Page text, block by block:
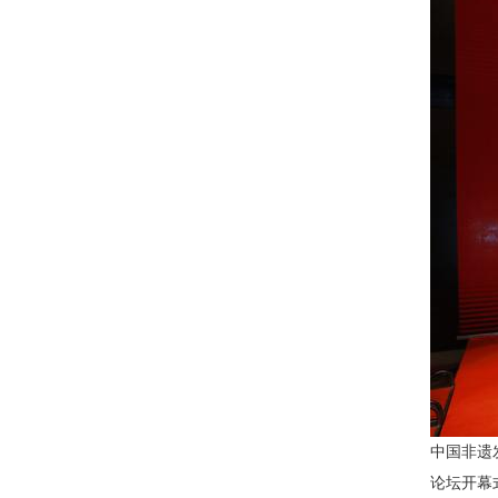
中国非遗
论坛开幕